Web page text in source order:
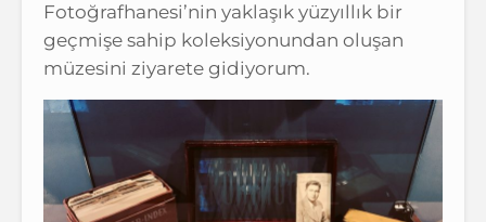
Fotoğrafhanesi’nin yaklaşık yüzyıllık bir
geçmişe sahip koleksiyonundan oluşan
müzesini ziyarete gidiyorum.